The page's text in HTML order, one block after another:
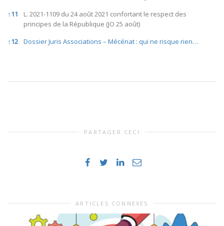
↑11
L. 2021-1109 du 24 août 2021 confortant le respect des
principes de la République (JO 25 août)
↑12 Dossier Juris Associations – Mécénat : qui ne risque rien…
PARTAGER CECI
ARTICLES CONNEXES